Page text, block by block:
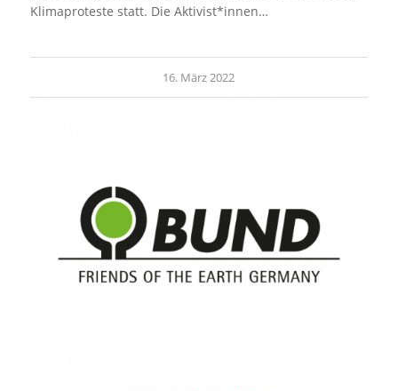
Klimaproteste statt. Die Aktivist*innen…
16. März 2022